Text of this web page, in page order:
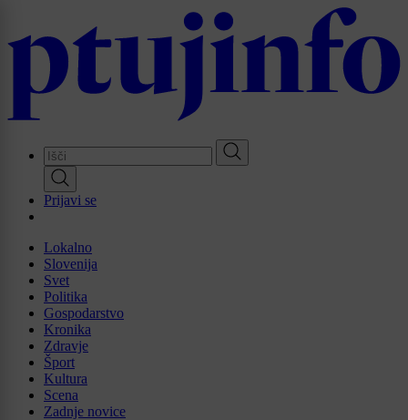
main
Prijavi se
Lokalno
Slovenija
Svet
Politika
Gospodarstvo
Kronika
Zdravje
Šport
Kultura
Scena
Zadnje novice